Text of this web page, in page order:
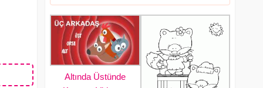
Altında Üstünde